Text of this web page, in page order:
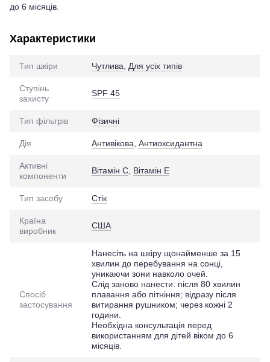
до 6 місяців.
Характеристики
Тип шкіри Чутлива Для усіх типів
Ступінь
захисту
SPF 45
Тип фільтрів Фізичні
Дія Антивікова Антиоксидантна
Активні
компоненти
Вітамін С Вітамін Е
Тип засобу Стік
Країна
виробник
США
Спосіб
застосування
Нанесіть на шкіру щонайменше за 15
хвилин до перебування на сонці,
уникаючи зони навколо очей.
Слід заново нанести: після 80 хвилин
плавання або пітніння; відразу після
витирання рушником; через кожні 2
години.
Необхідна консультація перед
використанням для дітей віком до 6
місяців.